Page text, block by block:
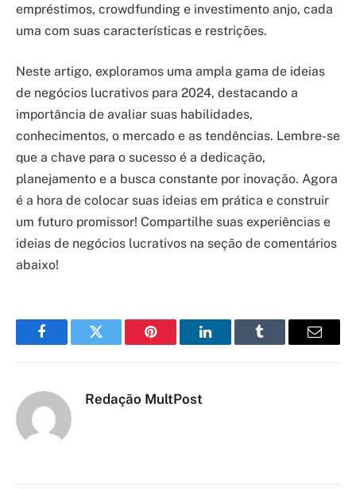
empréstimos, crowdfunding e investimento anjo, cada
uma com suas características e restrições.
Neste artigo, exploramos uma ampla gama de ideias
de negócios lucrativos para 2024, destacando a
importância de avaliar suas habilidades,
conhecimentos, o mercado e as tendências. Lembre-se
que a chave para o sucesso é a dedicação,
planejamento e a busca constante por inovação. Agora
é a hora de colocar suas ideias em prática e construir
um futuro promissor! Compartilhe suas experiências e
ideias de negócios lucrativos na seção de comentários
abaixo!
FacebookTwitter Pinterest LinkedInTumblr Email
Redação MultPost